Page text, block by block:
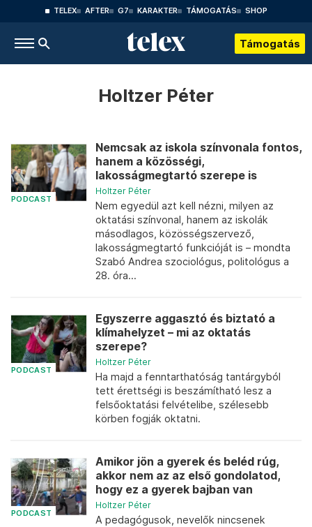
TELEX AFTER G7 KARAKTER TÁMOGATÁS SHOP
Támogatás
Holtzer Péter
PODCAST
Nemcsak az iskola színvonala fontos,
hanem a közösségi,
lakosságmegtartó szerepe is
Holtzer Péter
Nem egyedül azt kell nézni, milyen az
oktatási színvonal, hanem az iskolák
másodlagos, közösségszervező,
lakosságmegtartó funkcióját is – mondta
Szabó Andrea szociológus, politológus a
28. óra...
PODCAST
Egyszerre aggasztó és biztató a
klímahelyzet – mi az oktatás
szerepe?
Holtzer Péter
Ha majd a fenntarthatóság tantárgyból
tett érettségi is beszámítható lesz a
felsőoktatási felvételibe, szélesebb
körben fogják oktatni.
PODCAST
Amikor jön a gyerek és beléd rúg,
akkor nem az az első gondolatod,
hogy ez a gyerek bajban van
Holtzer Péter
A pedagógusok, nevelők nincsenek